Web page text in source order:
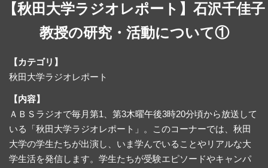
【秋田大学ラジオレポート】石沢千佳子
教授の研究・活動について①
【カテゴリ】
秋田大学ラジオレポート
【内容】
ＡＢＳラジオで毎月第1、第3木曜午後3時20分頃から放送して
いる「秋田大学ラジオレポート」。このコーナーでは、秋田
大学の学生たちが出演し、いま学んでいることやリアルな大
学生活を発信します。学生たちが受験エピソードやキャンパ